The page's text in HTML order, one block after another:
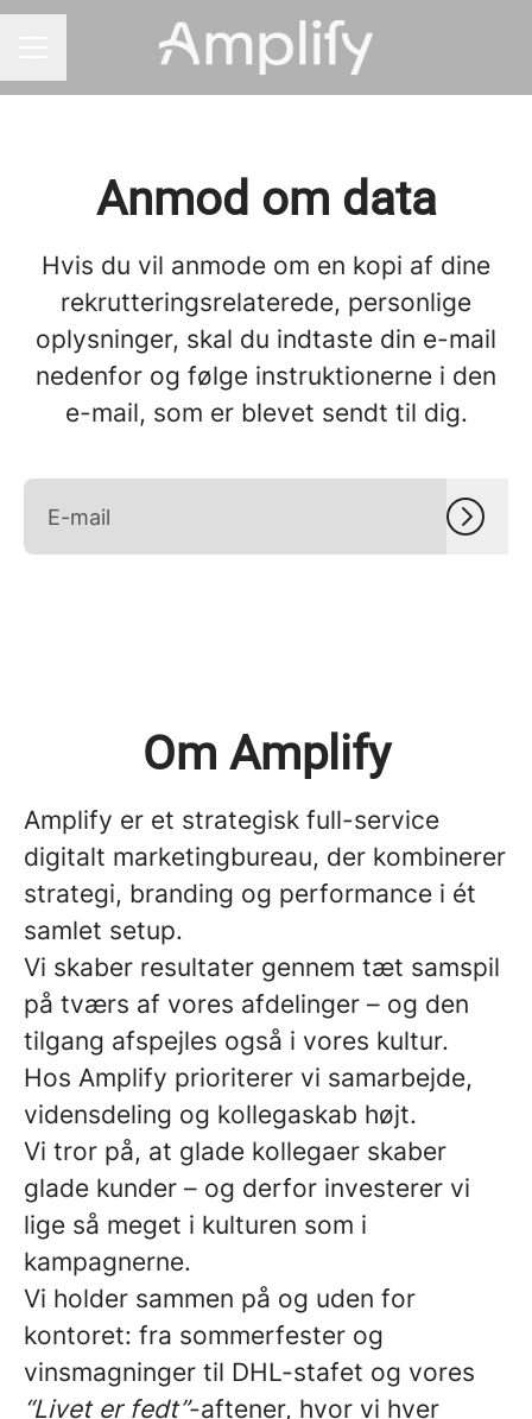
Anmod om data
Hvis du vil anmode om en kopi af dine
rekrutteringsrelaterede, personlige
oplysninger, skal du indtaste din e-mail
nedenfor og følge instruktionerne i den
e-mail, som er blevet sendt til dig.
Om Amplify
Amplify er et strategisk full-service
digitalt marketingbureau, der kombinerer
strategi, branding og performance i ét
samlet setup.
Vi skaber resultater gennem tæt samspil
på tværs af vores afdelinger – og den
tilgang afspejles også i vores kultur.
Hos Amplify prioriterer vi samarbejde,
vidensdeling og kollegaskab højt.
Vi tror på, at glade kollegaer skaber
glade kunder – og derfor investerer vi
lige så meget i kulturen som i
kampagnerne.
Vi holder sammen på og uden for
kontoret: fra sommerfester og
vinsmagninger til DHL-stafet og vores
“Livet er fedt”-aftener, hvor vi hver